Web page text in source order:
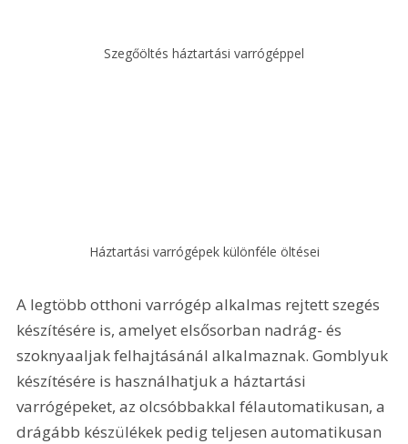
Szegőöltés háztartási varrógéppel
Háztartási varrógépek különféle öltései
A legtöbb otthoni varrógép alkalmas rejtett szegés
készítésére is, amelyet elsősorban nadrág- és
szoknyaaljak felhajtásánál alkalmaznak. Gomblyuk
készítésére is használhatjuk a háztartási
varrógépeket, az olcsóbbakkal félautomatikusan, a
drágább készülékek pedig teljesen automatikusan